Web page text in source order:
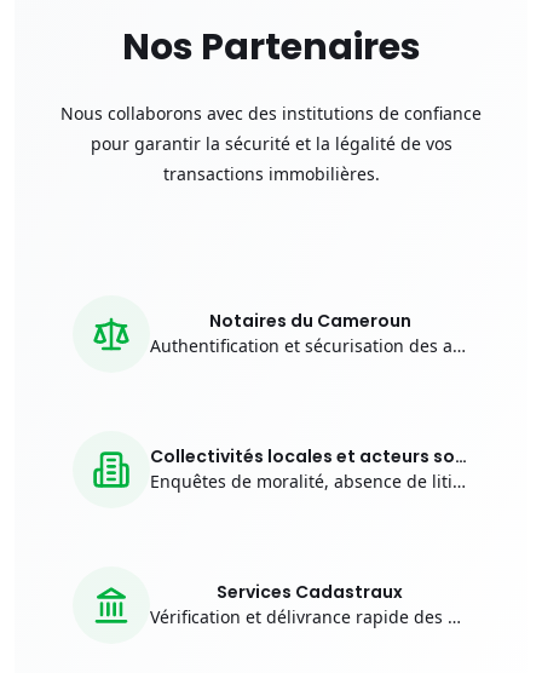
Nos Partenaires
Nous collaborons avec des institutions de confiance
pour garantir la sécurité et la légalité de vos
transactions immobilières.
Notaires du Cameroun
Authentification et sécurisation des actes
Collectivités locales et acteurs sociaux
Enquêtes de moralité, absence de litiges etc…
Services Cadastraux
Vérification et délivrance rapide des dossiers